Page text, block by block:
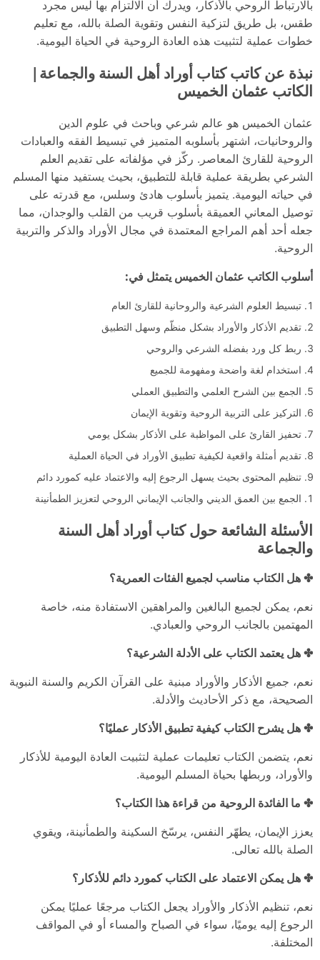
بالارتباط الروحي بالأذكار، ويدرك أن الالتزام بها ليس مجرد
طقس، بل طريق لتزكية النفس وتقوية الصلة بالله، مع تعليم
خطوات عملية لتثبيت هذه العادة الروحية في الحياة اليومية.
نبذة عن كاتب كتاب أوراد أهل السنة والجماعة|
الكاتب عثمان الخميس
عثمان الخميس هو عالم شرعي وباحث في علوم الدين
والروحانيات، اشتهر بأسلوبه المتميز في تبسيط الفقه والعبادات
الروحية للقارئ المعاصر. ركّز في مؤلفاته على تقديم العلم
الشرعي بطريقة عملية قابلة للتطبيق، بحيث يستفيد منها المسلم
في حياته اليومية. يتميز بأسلوب هادئ وسلس، مع قدرته على
توصيل المعاني العميقة بأسلوب قريب من القلب والوجدان، مما
جعله أحد أهم المراجع المعتمدة في مجال الأوراد والذكر والتربية
الروحية.
أسلوب الكاتب عثمان الخميس يتمثل في:
تبسيط العلوم الشرعية والروحانية للقارئ العام
تقديم الأذكار والأوراد بشكل منظّم وسهل التطبيق
ربط كل ورد بفضله الشرعي والروحي
استخدام لغة واضحة ومفهومة للجميع
الجمع بين الشرح العلمي والتطبيق العملي
التركيز على التربية الروحية وتقوية الإيمان
تحفيز القارئ على المواظبة على الأذكار بشكل يومي
تقديم أمثلة واقعية لكيفية تطبيق الأوراد في الحياة العملية
تنظيم المحتوى بحيث يسهل الرجوع إليه والاعتماد عليه كمورد دائم
الجمع بين العمق الديني والجانب الإيماني الروحي لتعزيز الطمأنينة
الأسئلة الشائعة حول كتاب أوراد أهل السنة
والجماعة
✤ هل الكتاب مناسب لجميع الفئات العمرية؟
نعم، يمكن لجميع البالغين والمراهقين الاستفادة منه، خاصة
المهتمين بالجانب الروحي والعبادي.
✤ هل يعتمد الكتاب على الأدلة الشرعية؟
نعم، جميع الأذكار والأوراد مبنية على القرآن الكريم والسنة النبوية
الصحيحة، مع ذكر الأحاديث والأدلة.
✤ هل يشرح الكتاب كيفية تطبيق الأذكار عمليًا؟
نعم، يتضمن الكتاب تعليمات عملية لتثبيت العادة اليومية للأذكار
والأوراد، وربطها بحياة المسلم اليومية.
✤ ما الفائدة الروحية من قراءة هذا الكتاب؟
يعزز الإيمان، يطهّر النفس، يرسّخ السكينة والطمأنينة، ويقوي
الصلة بالله تعالى.
✤ هل يمكن الاعتماد على الكتاب كمورد دائم للأذكار؟
نعم، تنظيم الأذكار والأوراد يجعل الكتاب مرجعًا عمليًا يمكن
الرجوع إليه يوميًا، سواء في الصباح والمساء أو في المواقف
المختلفة.